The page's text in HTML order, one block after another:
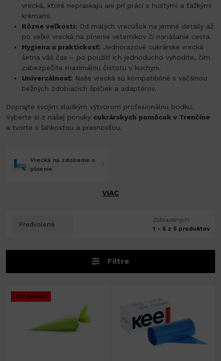
vrecká, ktoré nepraskajú ani pri práci s hustými a ťažkými
krémami.
Rôzne veľkosti: Od malých vrecúšok na jemné detaily až
po veľké vrecká na plnenie veterníkov či nanášanie cesta.
Hygiena a praktickosť: Jednorazové cukrárske vrecká
šetria váš čas – po použití ich jednoducho vyhodíte, čím
zabezpečíte maximálnu čistotu v kuchyni.
Univerzálnosť: Naše vrecká sú kompatibilné s väčšinou
bežných zdobiacich špičiek a adaptérov.
Doprajte svojim sladkým výtvorom profesionálnu bodku.
Vyberte si z našej ponuky cukrárskych pomôcok v Trenčíne
a tvorte s ľahkosťou a presnosťou.
Vrecká na zdobenie a
plnenie
VIAC
Zobrazených:
1 - 5 z 5 produktov
Filtre
TOP produkt